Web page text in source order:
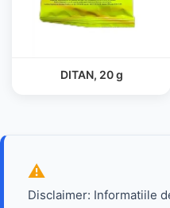
DITAN, 20 g
Disclaimer: Informatiile